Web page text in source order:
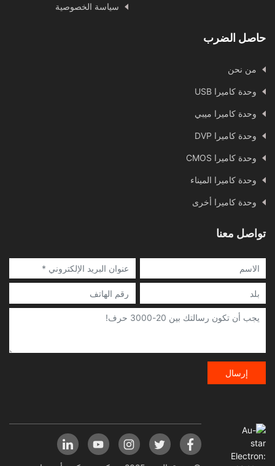
سياسة الخصوصية
حاصل الضرب
من نحن
وحدة كاميرا USB
وحدة كاميرا ميبي
وحدة كاميرا DVP
وحدة كاميرا CMOS
وحدة كاميرا الميناء
وحدة كاميرا أخرى
تواصل معنا
إرسال